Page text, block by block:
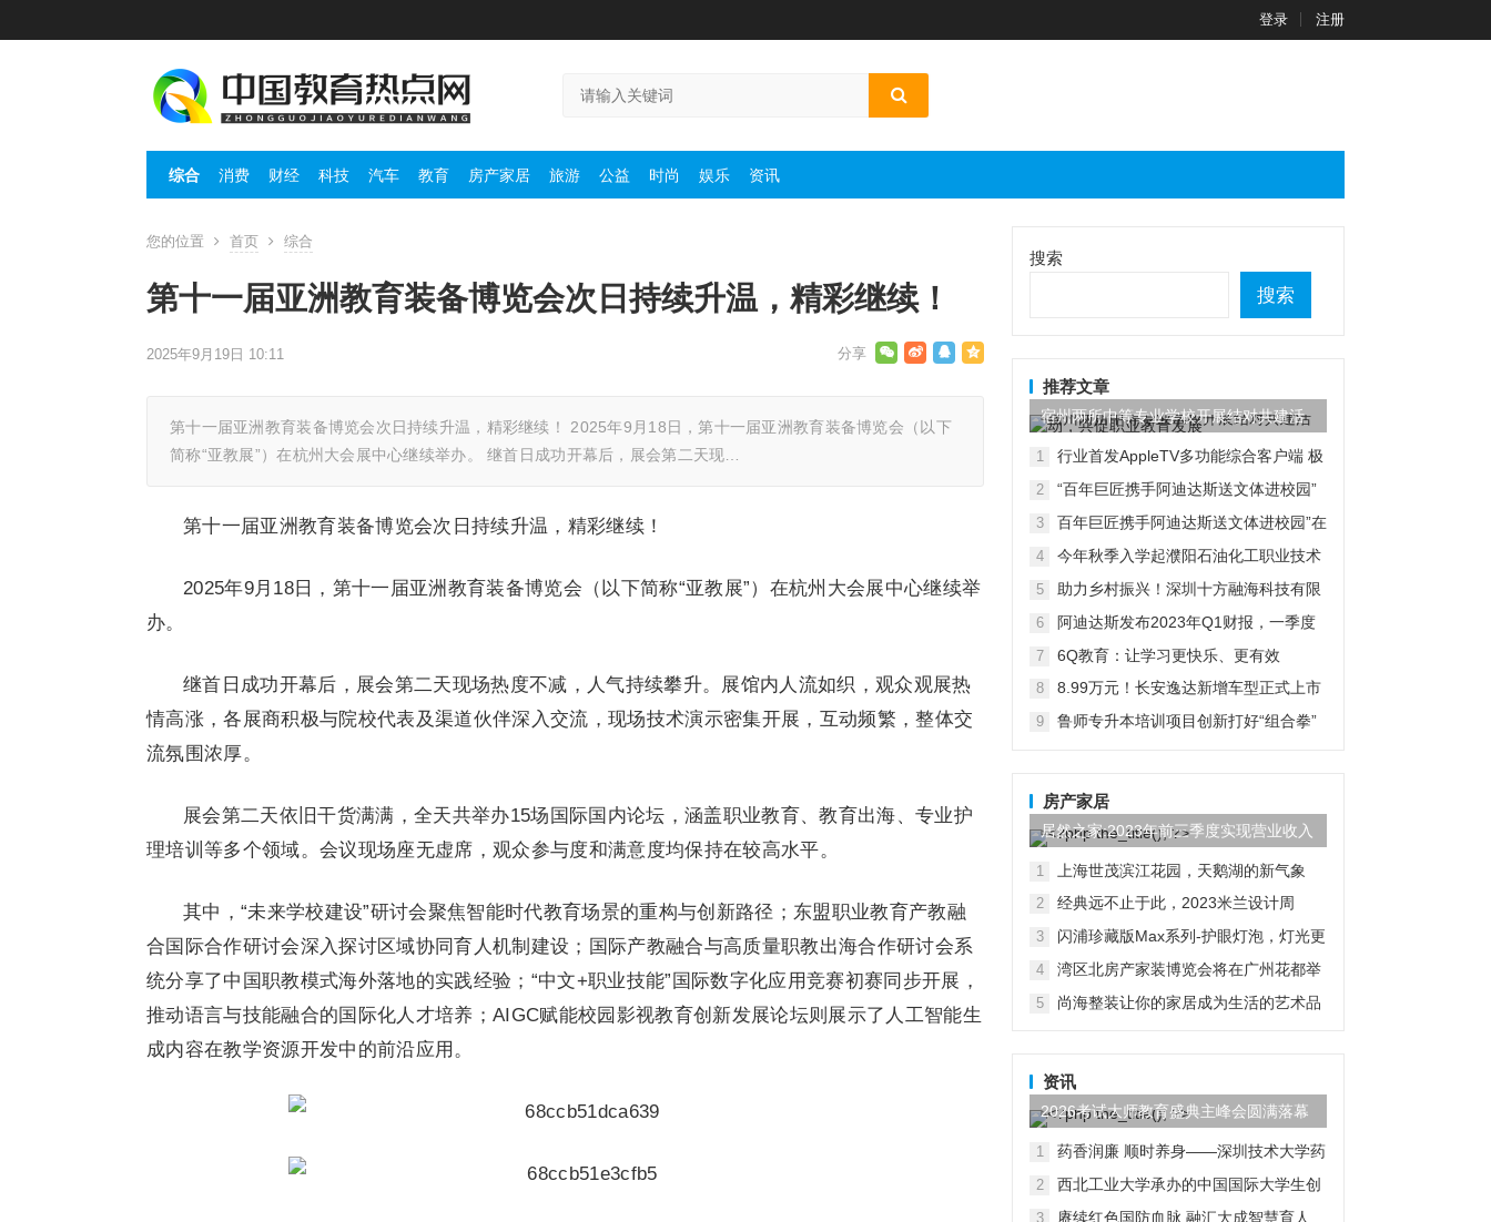
登录 注册
综合 消费 财经 科技 汽车 教育 房产家居 旅游 公益 时尚 娱乐 资讯
您的位置 首页 综合
第十一届亚洲教育装备博览会次日持续升温，精彩继续！
2025年9月19日 10:11
第十一届亚洲教育装备博览会次日持续升温，精彩继续！ 2025年9月18日，第十一届亚洲教育装备博览会（以下
简称“亚教展”）在杭州大会展中心继续举办。 继首日成功开幕后，展会第二天现…
第十一届亚洲教育装备博览会次日持续升温，精彩继续！
2025年9月18日，第十一届亚洲教育装备博览会（以下简称“亚教展”）在杭州大会展中心继续举
办。
继首日成功开幕后，展会第二天现场热度不减，人气持续攀升。展馆内人流如织，观众观展热
情高涨，各展商积极与院校代表及渠道伙伴深入交流，现场技术演示密集开展，互动频繁，整体交
流氛围浓厚。
展会第二天依旧干货满满，全天共举办15场国际国内论坛，涵盖职业教育、教育出海、专业护
理培训等多个领域。会议现场座无虚席，观众参与度和满意度均保持在较高水平。
其中，“未来学校建设”研讨会聚焦智能时代教育场景的重构与创新路径；东盟职业教育产教融
合国际合作研讨会深入探讨区域协同育人机制建设；国际产教融合与高质量职教出海合作研讨会系
统分享了中国职教模式海外落地的实践经验；“中文+职业技能”国际数字化应用竞赛初赛同步开展，
推动语言与技能融合的国际化人才培养；AIGC赋能校园影视教育创新发展论坛则展示了人工智能生
成内容在教学资源开发中的前沿应用。
搜索
搜索
推荐文章
宿州两所中等专业学校开展结对共建活
动，共促职业教育发展
1
行业首发AppleTV多功能综合客户端 极
2
“百年巨匠携手阿迪达斯送文体进校园”
3
百年巨匠携手阿迪达斯送文体进校园”在
4
今年秋季入学起濮阳石油化工职业技术
石化“中原铁军”打造
5
助力乡村振兴！深圳十方融海科技有限
6
阿迪达斯发布2023年Q1财报，一季度
7 6Q教育：让学习更快乐、更有效
8
8.99万元！长安逸达新增车型正式上市
9
鲁师专升本培训项目创新打好“组合拳”
房产家居
居然之家:2023年前三季度实现营业收入
97.44亿元,同比...
1 上海世茂滨江花园，天鹅湖的新气象
2
经典远不止于此，2023米兰设计周
3
闪浦珍藏版Max系列-护眼灯泡，灯光更
4
湾区北房产家装博览会将在广州花都举
5 尚海整装让你的家居成为生活的艺术品
资讯
2026考试大师教育盛典主峰会圆满落幕
1
药香润廉 顺时养身——深圳技术大学药
题党日活动
2
西北工业大学承办的中国国际大学生创
3 赓续红色国防血脉 融汇大成智慧育人